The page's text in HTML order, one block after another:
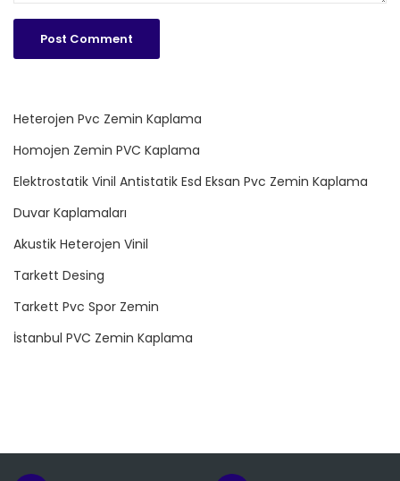
Heterojen Pvc Zemin Kaplama
Homojen Zemin PVC Kaplama
Elektrostatik Vinil Antistatik Esd Eksan Pvc Zemin Kaplama
Duvar Kaplamaları
Akustik Heterojen Vinil
Tarkett Desing
Tarkett Pvc Spor Zemin
İstanbul PVC Zemin Kaplama